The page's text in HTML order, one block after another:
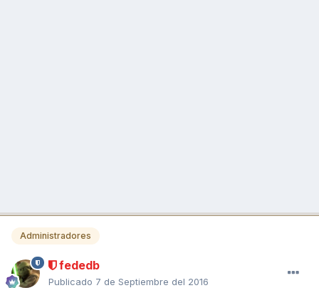
Administradores
fededb
Publicado 7 de Septiembre del 2016